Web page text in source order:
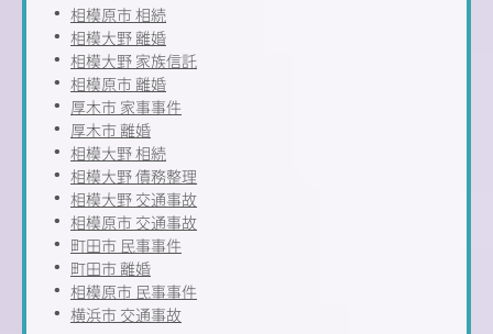
相模原市 相続
相模大野 離婚
相模大野 家族信託
相模原市 離婚
厚木市 家事事件
厚木市 離婚
相模大野 相続
相模大野 債務整理
相模大野 交通事故
相模原市 交通事故
町田市 民事事件
町田市 離婚
相模原市 民事事件
横浜市 交通事故